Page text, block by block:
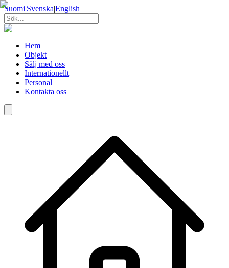
Suomi|Svenska|English
Hem
Objekt
Sälj med oss
Internationellt
Personal
Kontakta oss